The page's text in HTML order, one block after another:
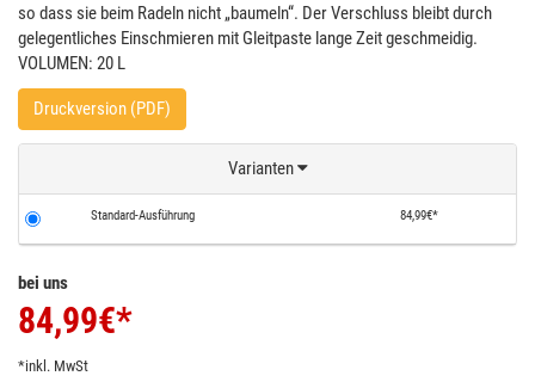
so dass sie beim Radeln nicht „baumeln“. Der Verschluss bleibt durch
gelegentliches Einschmieren mit Gleitpaste lange Zeit geschmeidig.
VOLUMEN: 20 L
Druckversion (PDF)
Varianten
Standard-Ausführung 84,99€*
bei uns
84,99€*
*inkl. MwSt